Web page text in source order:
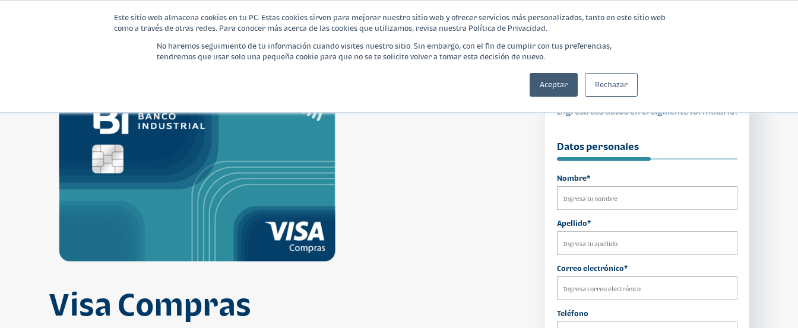
Este sitio web almacena cookies en tu PC. Estas cookies sirven para mejorar nuestro sitio web y ofrecer servicios más personalizados, tanto en este sitio web
como a través de otras redes. Para conocer más acerca de las cookies que utilizamos, revisa nuestra Política de Privacidad.
No haremos seguimiento de tu información cuando visites nuestro sitio. Sin embargo, con el fin de cumplir con tus preferencias,
tendremos que usar solo una pequeña cookie para que no se te solicite volver a tomar esta decisión de nuevo.
Aceptar Rechazar
¿Qué es Banca Empresarial? Productos Blog
Visa Compras
¿Te interesó este producto?
Ingresa tus datos en el siguiente formulario.
Datos personales
Nombre*
Apellido*
Correo electrónico*
Teléfono